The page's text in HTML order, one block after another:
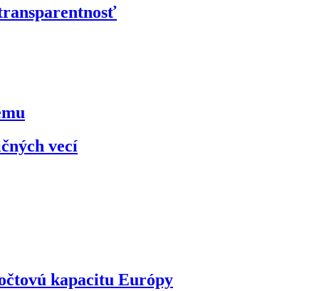
vecí
kapacitu Európy